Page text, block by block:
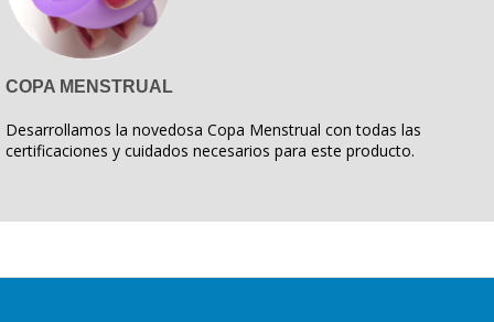
COPA MENSTRUAL
Desarrollamos la novedosa Copa Menstrual con todas las
certificaciones y cuidados necesarios para este producto.